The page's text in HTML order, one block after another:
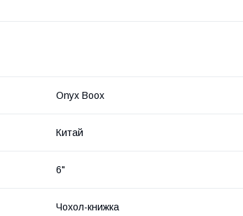
Onyx Boox
Китай
6"
Чохол-книжка